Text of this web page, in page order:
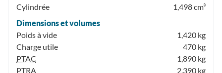
Cylindrée
1,498 cm³
Dimensions et volumes
Poids à vide
1,420 kg
Charge utile
470 kg
PTAC
1,890 kg
PTRA
2,390 kg